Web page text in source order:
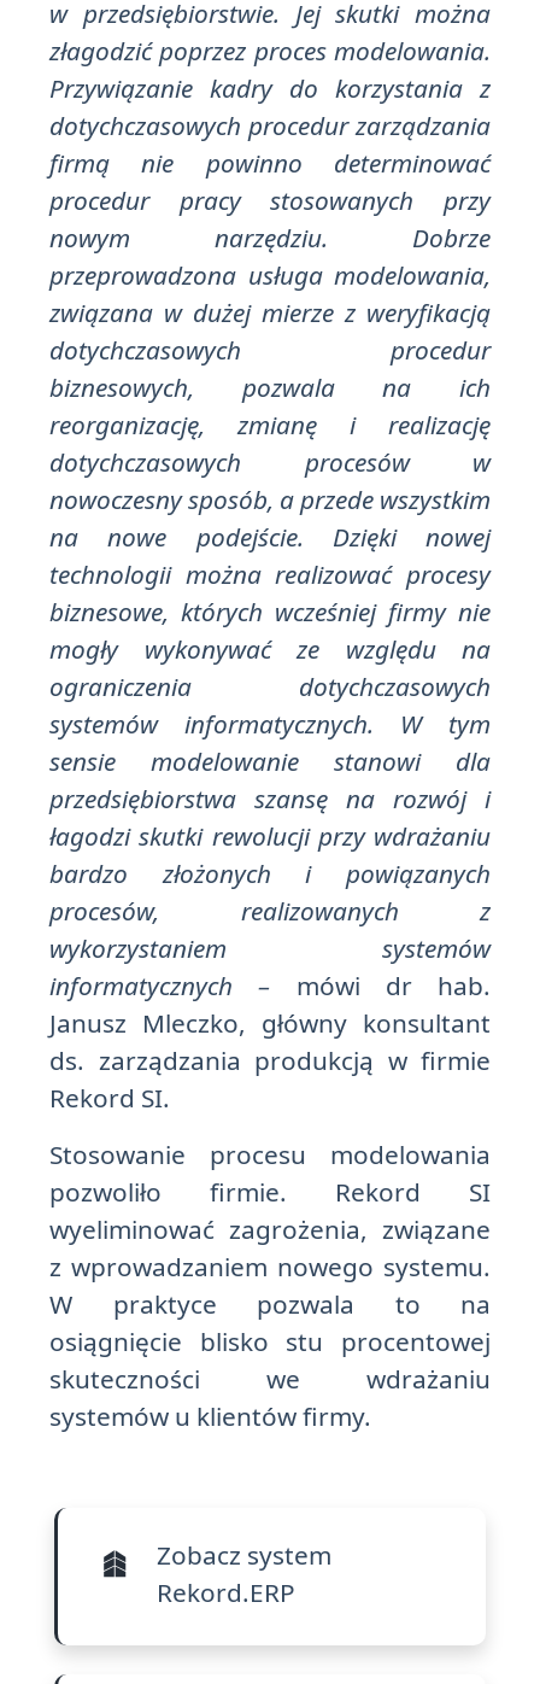
w przedsiębiorstwie. Jej skutki można
złagodzić poprzez proces modelowania.
Przywiązanie kadry do korzystania z
dotychczasowych procedur zarządzania
firmą nie powinno determinować
procedur pracy stosowanych przy
nowym narzędziu. Dobrze
przeprowadzona usługa modelowania,
związana w dużej mierze z weryfikacją
dotychczasowych procedur
biznesowych, pozwala na ich
reorganizację, zmianę i realizację
dotychczasowych procesów w
nowoczesny sposób, a przede wszystkim
na nowe podejście. Dzięki nowej
technologii można realizować procesy
biznesowe, których wcześniej firmy nie
mogły wykonywać ze względu na
ograniczenia dotychczasowych
systemów informatycznych. W tym
sensie modelowanie stanowi dla
przedsiębiorstwa szansę na rozwój i
łagodzi skutki rewolucji przy wdrażaniu
bardzo złożonych i powiązanych
procesów, realizowanych z
wykorzystaniem systemów
informatycznych – mówi dr hab.
Janusz Mleczko, główny konsultant
ds. zarządzania produkcją w firmie
Rekord SI.
Stosowanie procesu modelowania
pozwoliło firmie. Rekord SI
wyeliminować zagrożenia, związane
z wprowadzaniem nowego systemu.
W praktyce pozwala to na
osiągnięcie blisko stu procentowej
skuteczności we wdrażaniu
systemów u klientów firmy.
Zobacz system
Rekord.ERP